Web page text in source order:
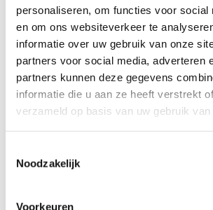
personaliseren, om functies voor social
en om ons websiteverkeer te
informatie over uw gebruik van onze
partners voor social media, adverteren
partners kunnen deze gegevens
informatie die u aan ze heeft verstrekt
verzameld op basis van uw gebruik
Noodzakelijk
Voorkeuren